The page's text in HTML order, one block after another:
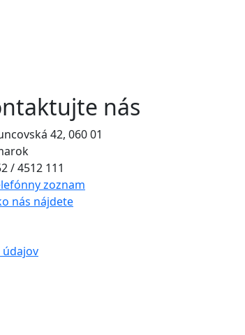
nás
42, 060 01
/ 4512 111
zoznam
nás nájdete
údajov